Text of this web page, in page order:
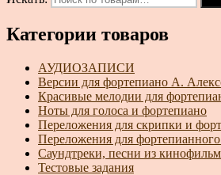
Категории товаров
АУДИОЗАПИСИ
Версии для фортепиано А.
Красивые мелодии для
Ноты для голоса и фортепиано
Переложения для скрипки и
Переложения для
Саундтреки, песни из
Тестовые задания